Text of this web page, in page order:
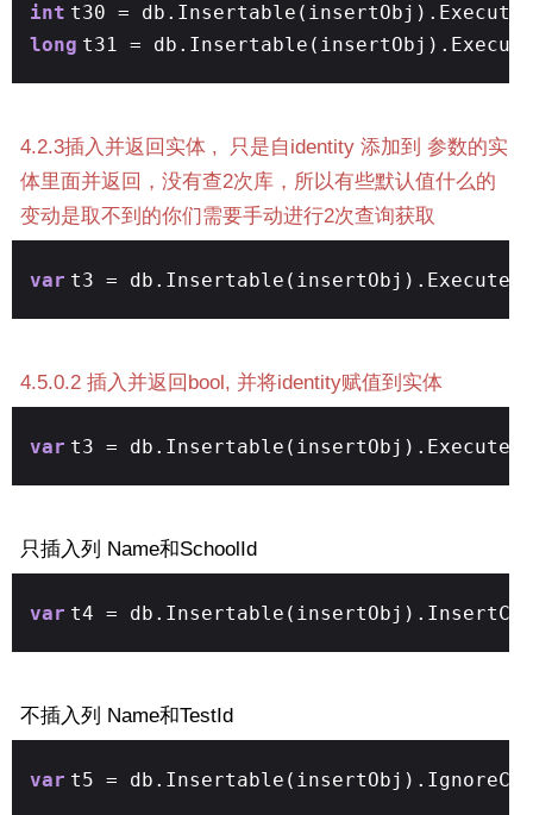
int t30 =
long t31 =
4.2.3插入并返回实体 , 只是自identity 添加到 参数的实
体里面并返回，没有查2次库，所以有些默认值什么的
变动是取不到的你们需要手动进行2次查询获取
var t3 =
4.5.0.2 插入并返回bool, 并将identity赋值到实体
var t3 =
只插入列 Name和SchoolId
var t4 =
不插入列 Name和TestId
var t5 =